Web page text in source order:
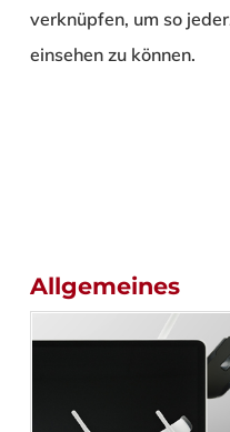
verknüpfen, um so
einsehen zu können.
Allgemeines